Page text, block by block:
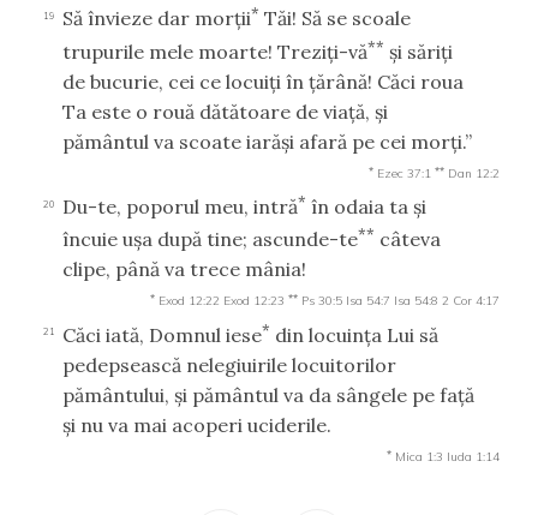
19 Să învieze dar morţii* Tăi! Să se scoale
trupurile mele moarte! Treziţi-vă** şi săriţi
de bucurie, cei ce locuiţi în ţărână! Căci roua
Ta este o rouă dătătoare de viaţă, şi
pământul va scoate iarăşi afară pe cei morţi.”
* Ezec 37:1 ** Dan 12:2
20 Du-te, poporul meu, intră* în odaia ta şi
încuie uşa după tine; ascunde-te** câteva
clipe, până va trece mânia!
* Exod 12:22 Exod 12:23 ** Ps 30:5 Isa 54:7 Isa 54:8 2 Cor 4:17
21 Căci iată, Domnul iese* din locuinţa Lui să
pedepsească nelegiuirile locuitorilor
pământului, şi pământul va da sângele pe faţă
şi nu va mai acoperi uciderile.
* Mica 1:3 Iuda 1:14